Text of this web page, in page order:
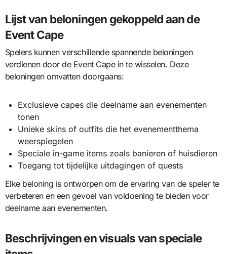
Lijst van beloningen gekoppeld aan de
Event Cape
Spelers kunnen verschillende spannende beloningen
verdienen door de Event Cape in te wisselen. Deze
beloningen omvatten doorgaans:
Exclusieve capes die deelname aan evenementen
tonen
Unieke skins of outfits die het evenementthema
weerspiegelen
Speciale in-game items zoals banieren of huisdieren
Toegang tot tijdelijke uitdagingen of quests
Elke beloning is ontworpen om de ervaring van de speler te
verbeteren en een gevoel van voldoening te bieden voor
deelname aan evenementen.
Beschrijvingen en visuals van speciale